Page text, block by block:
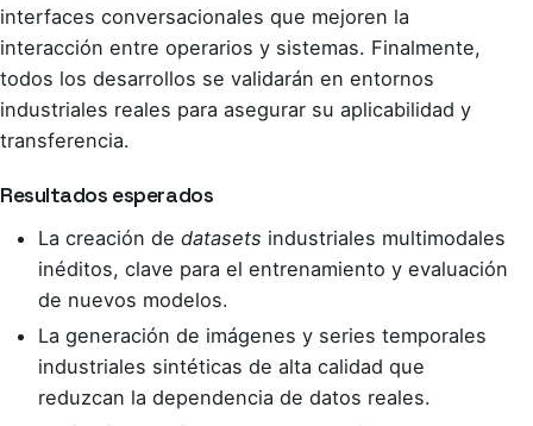
interfaces conversacionales que mejoren la
interacción entre operarios y sistemas. Finalmente,
todos los desarrollos se validarán en entornos
industriales reales para asegurar su aplicabilidad y
transferencia.
Resultados esperados
La creación de datasets industriales multimodales
inéditos, clave para el entrenamiento y evaluación
de nuevos modelos.
La generación de imágenes y series temporales
industriales sintéticas de alta calidad que
reduzcan la dependencia de datos reales.